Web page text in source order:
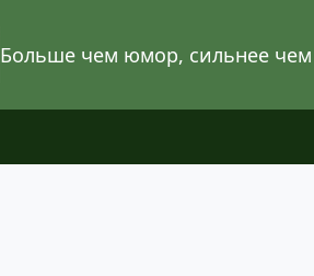
Больше чем юмор, сильнее